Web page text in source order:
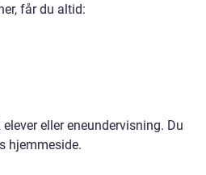
får du altid:
eller eneundervisning. Du
hjemmeside.